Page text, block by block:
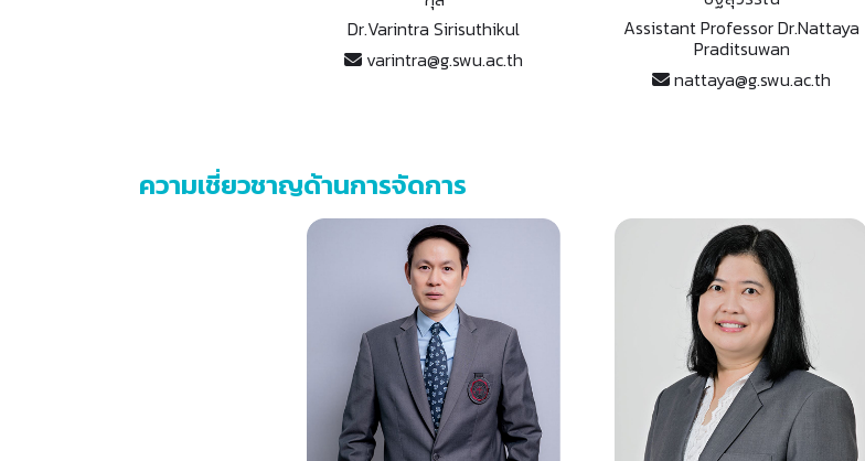
Dr.Varintra Sirisuthikul
varintra@g.swu.ac.th
Assistant Professor Dr.Nattaya
Praditsuwan
nattaya@g.swu.ac.th
ความเชี่ยวชาญด้านการจัดการ